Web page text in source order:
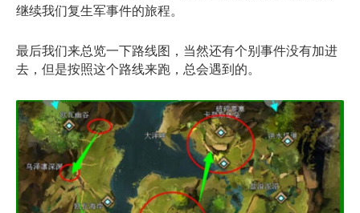
继续我们复生军事件的旅程。
最后我们来总览一下路线图，当然还有个别事件没有加进
去，但是按照这个路线来跑，总会遇到的。